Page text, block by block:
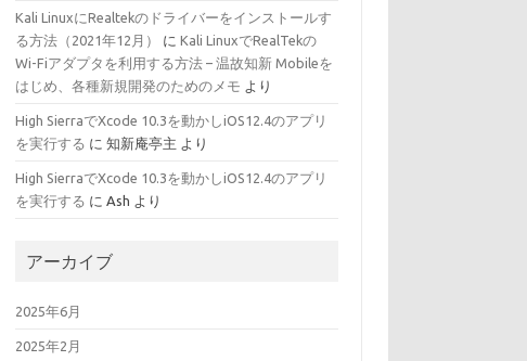
Kali LinuxにRealtekのドライバーをインストールす
る方法（2021年12月）
にKali LinuxでRealTekの
Wi-Fiアダプタを利用する方法 – 温故知新 Mobileを
はじめ、各種新規開発のためのメモ より
High SierraでXcode 10.3を動かしiOS12.4のアプリ
を実行する に知新庵亭主 より
High SierraでXcode 10.3を動かしiOS12.4のアプリ
を実行する にAsh より
アーカイブ
2025年6月
2025年2月